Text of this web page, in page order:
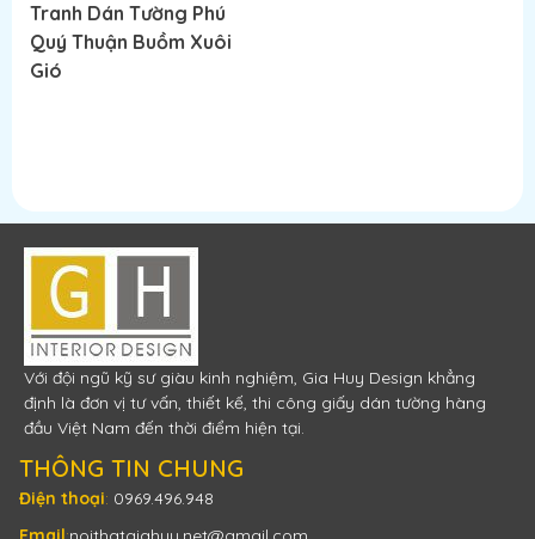
Tranh Dán Tường Phú
Quý Thuận Buồm Xuôi
Gió
Với đội ngũ kỹ sư giàu kinh nghiệm, Gia Huy Design khẳng
định là đơn vị tư vấn, thiết kế, thi công giấy dán tường hàng
đầu Việt Nam đến thời điểm hiện tại.
THÔNG TIN CHUNG
Điện thoại: 0969.496.948